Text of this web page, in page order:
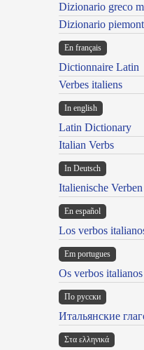
Dizionario greco
Dizionario
En français
Dictionnaire Latin
Verbes italiens
In english
Latin Dictionary
Italian Verbs
In Deutsch
Italienische Verben
En español
Los verbos
Em portugues
Os verbos italianos
По русски
Итальянские
Στα ελληνικά